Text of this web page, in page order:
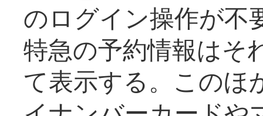
のログイン操作が不
特急の予約情報はそ
て表示する。このほ